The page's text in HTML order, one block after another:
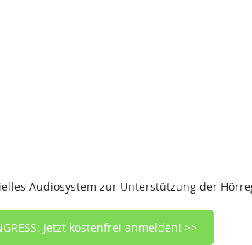
Audiosystem zur Unterstützung der
Jetzt kostenfrei anmelden! >>